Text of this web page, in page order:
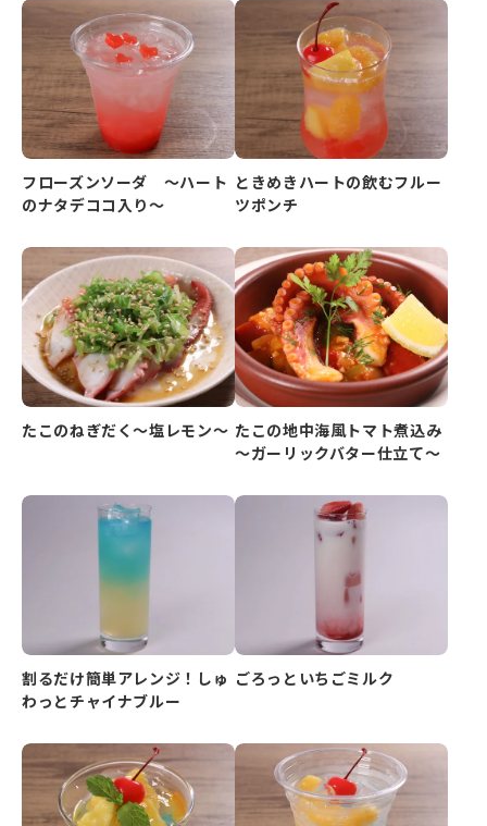
フローズンソーダ ～ハート
のナタデココ入り～
ときめきハートの飲むフルー
ツポンチ
たこのねぎだく～塩レモン～ たこの地中海風トマト煮込み
～ガーリックバター仕立て～
割るだけ簡単アレンジ！しゅ
わっとチャイナブルー
ごろっといちごミルク